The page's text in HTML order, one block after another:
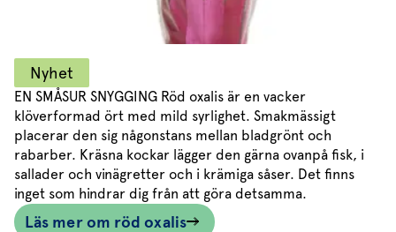
Vår sallat & gröna blad
För restaurang &
Nyhet
EN SMÅSUR SNYGGING Röd oxalis är en vacker
klöverformad ört med mild syrlighet. Smakmässigt
placerar den sig någonstans mellan bladgrönt och
rabarber. Kräsna kockar lägger den gärna ovanpå fisk, i
sallader och vinägretter och i krämiga såser. Det finns
inget som hindrar dig från att göra detsamma.
Läs mer om röd oxalis